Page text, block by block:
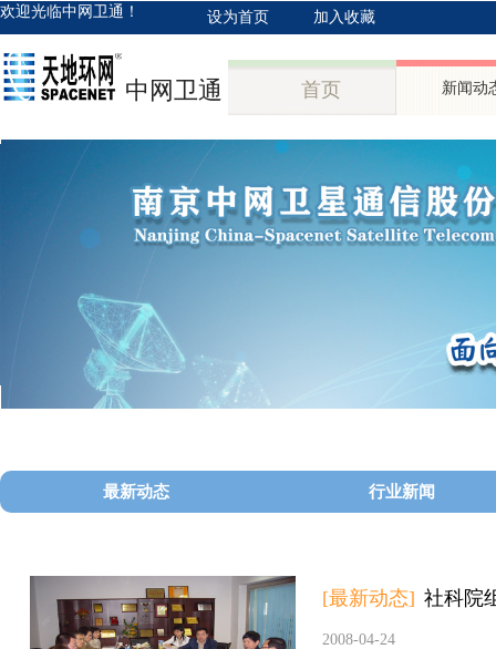
设为首页 加入收藏
欢迎光临中网卫通！
首页 新闻动
中网卫通
最新动态 行业新闻
[最新动态] 社科院
2008-04-24